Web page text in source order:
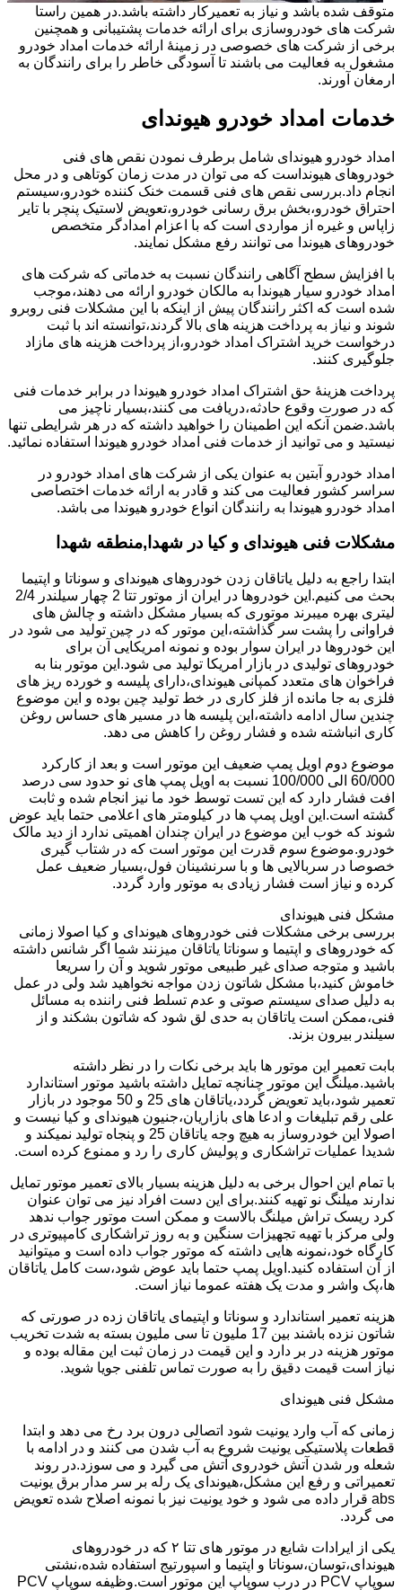
متوقف شده باشد و نیاز به تعمیرکار داشته باشد.در همین راستا
شرکت های خودروسازی برای ارائه خدمات پشتیبانی و همچنین
برخی از شرکت های خصوصی در زمینۀ ارائه خدمات امداد خودرو
مشغول به فعالیت می باشند تا آسودگی خاطر را برای رانندگان به
ارمغان آورند.
خدمات امداد خودرو هیوندای
امداد خودرو هیوندای شامل برطرف نمودن نقص های فنی
خودروهای هیونداست که می توان در مدت زمان کوتاهی و در محل
انجام داد.بررسی نقص های فنی قسمت خنک کننده خودرو،سیستم
احتراق خودرو،بخش برق رسانی خودرو،تعویض لاستیک پنچر با تایر
زاپاس و غیره از مواردی است که با اعزام امدادگر متخصص
خودروهای هیوندا می توانند رفع مشکل نمایند.
با افزایش سطح آگاهی رانندگان نسبت به خدماتی که شرکت های
امداد خودرو سیار هیوندا به مالکان خودرو ارائه می دهند،موجب
شده است که اکثر رانندگان پیش از اینکه با این مشکلات فنی روبرو
شوند و نیاز به پرداخت هزینه های بالا گردند،توانسته اند با ثبت
درخواست خرید اشتراک امداد خودرو،از پرداخت هزینه های مازاد
جلوگیری کنند.
پرداخت هزینۀ حق اشتراک امداد خودرو هیوندا در برابر خدمات فنی
که در صورت وقوع حادثه،دریافت می کنند،بسیار ناچیز می
باشد.ضمن آنکه این اطمینان را خواهید داشته که در هر شرایطی تنها
نیستید و می توانید از خدمات فنی امداد خودرو هیوندا استفاده نمائید.
امداد خودرو آبتین به عنوان یکی از شرکت های امداد خودرو در
سراسر کشور فعالیت می کند و قادر به ارائه خدمات اختصاصی
امداد خودرو هیوندا به رانندگان انواع خودرو هیوندا می باشد.
مشکلات فنی هیوندای و کیا در شهدا,منطقه شهدا
ابتدا راجع به دلیل یاتاقان زدن خودروهای هیوندای و سوناتا و اپتیما
بحث می کنیم.این خودروها در ایران از موتور تتا 2 چهار سیلندر 2/4
لیتری بهره میبرند موتوری که بسیار مشکل داشته و چالش های
فراوانی را پشت سر گذاشته،این موتور که در چین تولید می شود در
این خودروها در ایران سوار بوده و نمونه امریکایی آن برای
خودروهای تولیدی در بازار امریکا تولید می شود.این موتور بنا به
فراخوان های متعدد کمپانی هیوندای،دارای پلیسه و خورده ریز های
فلزی به جا مانده از فلز کاری در خط تولید چین بوده و این موضوع
چندین سال ادامه داشته،این پلیسه ها در مسیر های حساس روغن
کاری انباشته شده و فشار روغن را کاهش می دهد.
موضوع دوم اویل پمپ ضعیف این موتور است و بعد از کارکرد
60/000 الی 100/000 نسبت به اویل پمپ های نو حدود سی درصد
افت فشار دارد که این تست توسط خود ما نیز انجام شده و ثابت
گشته است.این اویل پمپ ها در کیلومتر های اعلامی حتما باید عوض
شوند که خوب این موضوع در ایران چندان اهمیتی ندارد از دید مالک
خودرو.موضوع سوم قدرت این موتور است که در شتاب گیری
خصوصا در سربالایی ها و با سرنشینان فول،بسیار ضعیف عمل
کرده و نیاز است فشار زیادی به موتور وارد گردد.
مشکل فنی هیوندای
بررسی برخی مشکلات فنی خودروهای هیوندای و کیا اصولا زمانی
که خودروهای و اپتیما و سوناتا یاتاقان میزنند شما اگر شانس داشته
باشید و متوجه صدای غیر طبیعی موتور شوید و آن را سریعا
خاموش کنید،با مشکل شاتون زدن مواجه نخواهید شد ولی در عمل
به دلیل صدای سیستم صوتی و عدم تسلط فنی راننده به مسائل
فنی،ممکن است یاتاقان به حدی لق شود که شاتون بشکند و از
سیلندر بیرون بزند.
بابت تعمیر این موتور ها باید برخی نکات را در نظر داشته
باشید.میلنگ این موتور چنانچه تمایل داشته باشید موتور استاندارد
تعمیر شود،باید تعویض گردد،یاتاقان های 25 و 50 موجود در بازار
علی رقم تبلیغات و ادعا های بازاریان،جنیون هیوندای و کیا نیست و
اصولا این خودروساز به هیچ وجه یاتاقان 25 و پنجاه تولید نمیکند و
شدیدا عملیات تراشکاری و پولیش کاری را رد و ممنوع کرده است.
با تمام این احوال برخی به دلیل هزینه بسیار بالای تعمیر موتور تمایل
ندارند میلنگ نو تهیه کنند.برای این دست افراد نیز می توان عنوان
کرد ریسک تراش میلنگ بالاست و ممکن است موتور جواب ندهد
ولی مرکز با تهیه تجهیزات سنگین و به روز تراشکاری کامپیوتری در
کارگاه خود،نمونه هایی داشته که موتور جواب داده است و میتوانید
از آن استفاده کنید.اویل پمپ حتما باید عوض شود،ست کامل یاتاقان
ها،پک واشر و مدت یک هفته عموما نیاز است.
هزینه تعمیر استاندارد و سوناتا و اپتیمای یاتاقان زده در صورتی که
شاتون نزده باشند بین 17 ملیون تا سی ملیون بسته به شدت تخریب
موتور هزینه در بر دارد و این قیمت در زمان ثبت این مقاله بوده و
نیاز است قیمت دقیق را به صورت تماس تلفنی جویا شوید.
مشکل فنی هیوندای
زمانی که آب وارد یونیت شود اتصالی درون برد رخ می دهد و ابتدا
قطعات پلاستیکی یونیت شروع به آب شدن می کنند و در ادامه با
شعله ور شدن آتش خودروی آتش می گیرد و می سوزد.در روند
تعمیراتی و رفع این مشکل،هیوندای یک رله بر سر مدار برق یونیت
abs قرار داده می شود و خود یونیت نیز با نمونه اصلاح شده تعویض
می گردد.
یکی از ایرادات شایع در موتور های تتا ۲ که در خودروهای
هیوندای،توسان،سوناتا و اپتیما و اسپورتیج استفاده شده،نشتی
سوپاپ PCV در درب سوپاپ این موتور است.وظیفه سوپاپ PCV